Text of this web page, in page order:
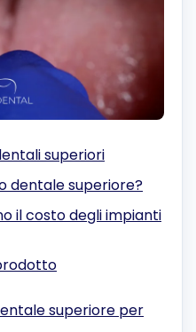
superiori
dentale superiore?
il costo degli impianti
superiore per